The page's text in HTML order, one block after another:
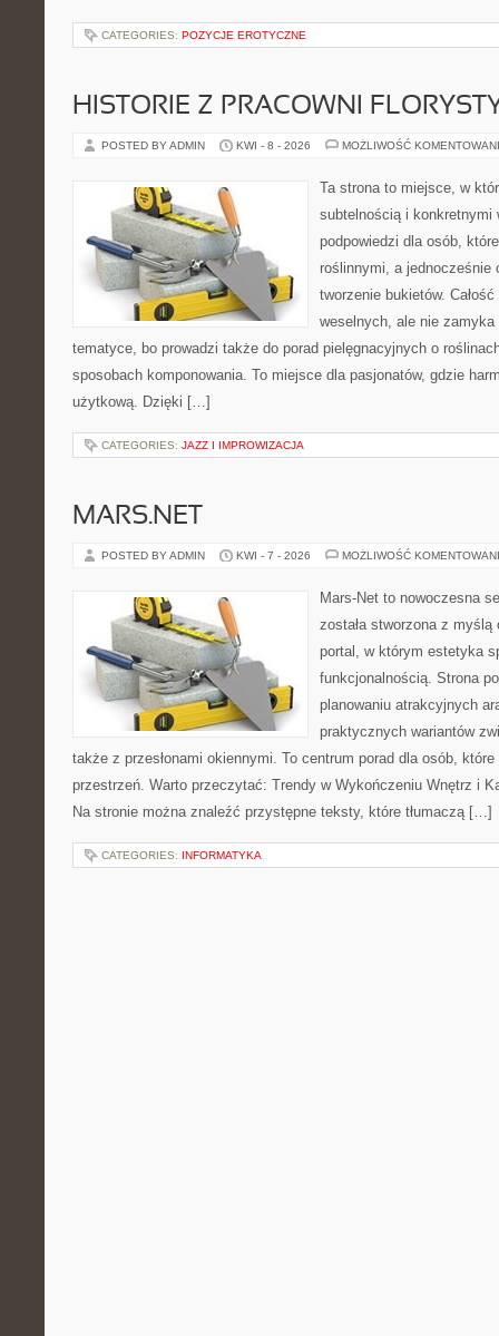
CATEGORIES: POZYCJE EROTYCZNE
HISTORIE Z PRACOWNI
POSTED BY ADMIN KWI - 8 - 2026 MOŻLIWOŚĆ
Ta strona to miejsce, w
subtelnością i konkretnymi
podpowiedzi dla osób,
roślinnymi, a jednocześnie
tworzenie bukietów.
weselnych, ale nie zamyka
tematyce, bo prowadzi także do porad pielęgnacyjnych o
sposobach komponowania. To miejsce dla pasjonatów, gdzie
użytkową. Dzięki […]
CATEGORIES: JAZZ I IMPROWIZACJA
MARS.NET
POSTED BY ADMIN KWI - 7 - 2026 MOŻLIWOŚĆ
Mars-Net to nowoczesna
została stworzona z
portal, w którym estetyka
funkcjonalnością. Strona
planowaniu atrakcyjnych
praktycznych wariantów
także z przesłonami okiennymi. To centrum porad dla osób,
przestrzeń. Warto przeczytać: Trendy w Wykończeniu Wnętrz i
Na stronie można znaleźć przystępne teksty, które tłumaczą […]
CATEGORIES: INFORMATYKA